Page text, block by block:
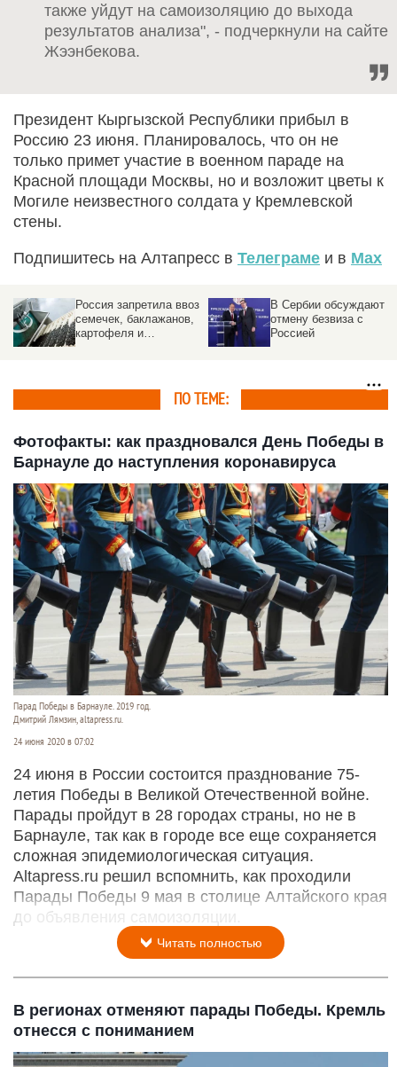
также уйдут на самоизоляцию до выхода
результатов анализа", - подчеркнули на сайте
Жээнбекова.
Президент Кыргызской Республики прибыл в
Россию 23 июня. Планировалось, что он не
только примет участие в военном параде на
Красной площади Москвы, но и возложит цветы к
Могиле неизвестного солдата у Кремлевской
стены.
Подпишитесь на Алтапресс в Телеграме и в Max
В Сербии обсуждают
отмену безвиза с
Россией
Встреча Путина и
Токаева открылась
пролетом
ПО ТЕМЕ:
Фотофакты: как праздновался День Победы в
Барнауле до наступления коронавируса
Парад Победы в Барнауле. 2019 год.
Дмитрий Лямзин, altapress.ru.
24 июня 2020 в 07:02
24 июня в России состоится празднование 75-
летия Победы в Великой Отечественной войне.
Парады пройдут в 28 городах страны, но не в
Барнауле, так как в городе все еще сохраняется
сложная эпидемиологическая ситуация.
Altapress.ru решил вспомнить, как проходили
Парады Победы 9 мая в столице Алтайского края
до объявления самоизоляции.
Читать полностью
В регионах отменяют парады Победы. Кремль
отнесся с пониманием